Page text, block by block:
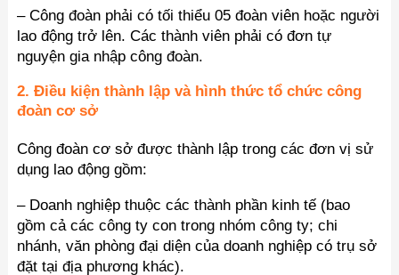
– Công đoàn phải có tối thiểu 05 đoàn viên hoặc người
lao động trở lên. Các thành viên phải có đơn tự
nguyện gia nhập công đoàn.
2. Điều kiện thành lập và hình thức tổ chức công
đoàn cơ sở
Công đoàn cơ sở được thành lập trong các đơn vị sử
dụng lao động gồm:
– Doanh nghiệp thuộc các thành phần kinh tế (bao
gồm cả các công ty con trong nhóm công ty; chi
nhánh, văn phòng đại diện của doanh nghiệp có trụ sở
đặt tại địa phương khác).